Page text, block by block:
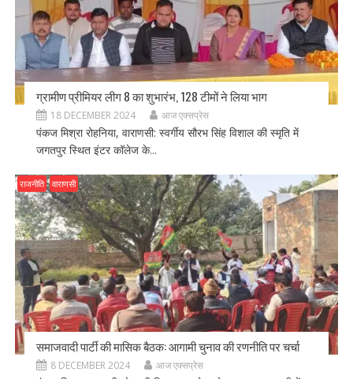
ग्रामीण प्रीमियर लीग 8 का शुभारंभ, 128 टीमों ने लिया भाग
18 DECEMBER 2024 आज एक्सप्रेस
पंकज मिश्रा रोहनिया, वाराणसी: स्वर्गीय सौरभ सिंह विशाल की स्मृति में
जगतपुर स्थित इंटर कॉलेज के...
राजनीति वाराणसी
समाजवादी पार्टी की मासिक बैठक: आगामी चुनाव की रणनीति पर चर्चा
8 DECEMBER 2024 आज एक्सप्रेस